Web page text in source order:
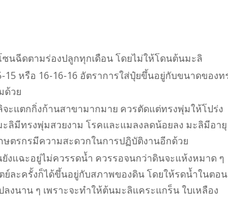
นฉีดตามร่องปลูกทุกเดือน โดยไม่ให้โดนต้นมะลิ
15 หรือ 16-16-16 อัตราการใส่ปุ๋ยขึ้นอยู่กับขนาดของท
ด้วย
ะแตกกิ่งก้านสาขามากมาย ควรตัดแต่ทรงพุ่มให้โปร่ง
ลิมีทรงพุ่มสวยงาม โรคและแมลงลดน้อยลง มะลิมีอายุ
ตรกรมีความสะดวกในการปฏิบัติงานอีกด้วย
งแฉะอยู่ไม่ควรรดน้ำ ควรรอจนกว่าดินจะแห้งหมาด ๆ
ย์ละครั้งก็ได้ขึ้นอยู่กับสภาพของดิน โดยให้รดน้ำในตอน
งนาน ๆ เพราะจะทำให้ต้นมะลิแคระแกร็น ใบเหลือง